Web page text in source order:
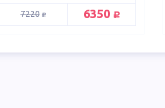
7220 руб. 6350 руб.